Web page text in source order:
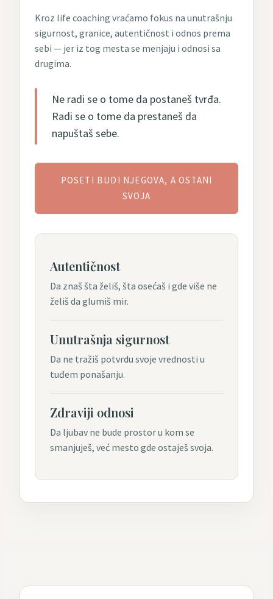
Kroz life coaching vraćamo fokus na unutrašnju
sigurnost, granice, autentičnost i odnos prema
sebi — jer iz tog mesta se menjaju i odnosi sa
drugima.
Ne radi se o tome da postaneš tvrđa.
Radi se o tome da prestaneš da
napuštaš sebe.
POSETI BUDI NJEGOVA, A OSTANI
SVOJA
Autentičnost
Da znaš šta želiš, šta osećaš i gde više ne
želiš da glumiš mir.
Unutrašnja sigurnost
Da ne tražiš potvrdu svoje vrednosti u
tuđem ponašanju.
Zdraviji odnosi
Da ljubav ne bude prostor u kom se
smanjuješ, već mesto gde ostaješ svoja.